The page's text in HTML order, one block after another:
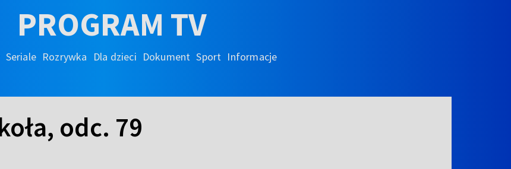
PROGRAM TV
Seriale Rozrywka Dla dzieci Dokument Sport Informacje
odc. 79